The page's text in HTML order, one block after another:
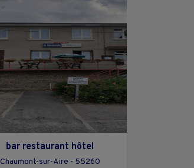
bar restaurant hôtel
Chaumont-sur-Aire - 55260